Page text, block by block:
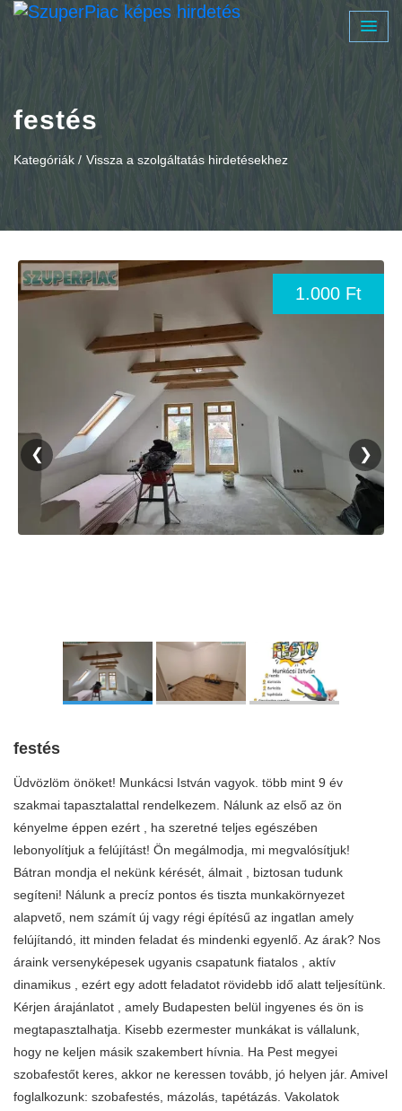
festés
Kategóriák / Vissza a szolgáltatás hirdetésekhez
1.000 Ft
❮ ❯
festés
Üdvözlöm önöket! Munkácsi István vagyok. több mint 9 év
szakmai tapasztalattal rendelkezem. Nálunk az első az ön
kényelme éppen ezért , ha szeretné teljes egészében
lebonyolítjuk a felújítást! Ön megálmodja, mi megvalósítjuk!
Bátran mondja el nekünk kérését, álmait , biztosan tudunk
segíteni! Nálunk a precíz pontos és tiszta munkakörnyezet
alapvető, nem számít új vagy régi építésű az ingatlan amely
felújítandó, itt minden feladat és mindenki egyenlő. Az árak? Nos
áraink versenyképesek ugyanis csapatunk fiatalos , aktív
dinamikus , ezért egy adott feladatot rövidebb idő alatt teljesítünk.
Kérjen árajánlatot , amely Budapesten belül ingyenes és ön is
megtapasztalhatja. Kisebb ezermester munkákat is vállalunk,
hogy ne keljen másik szakembert hívnia. Ha Pest megyei
szobafestőt keres, akkor ne keressen tovább, jó helyen jár. Amivel
foglalkozunk: szobafestés, mázolás, tapétázás. Vakolatok